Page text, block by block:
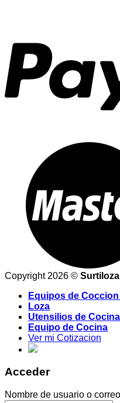
Copyright 2026 © Surtiloza
Equipos de
Loza
Utensilios de Cocina
Equipo de Cocina
Ver mi Cotizacion
Acceder
Nombre de usuario o